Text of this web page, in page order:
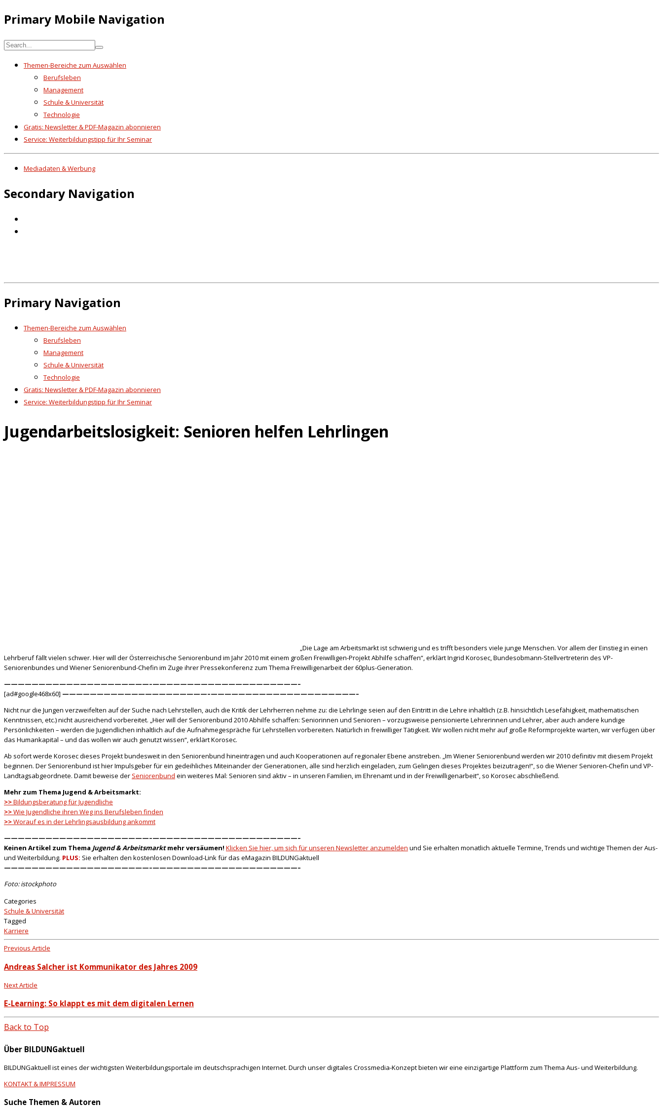
Primary Mobile Navigation
Themen-Bereiche zum Auswählen
Berufsleben
Management
Schule & Universität
Technologie
Gratis: Newsletter & PDF-Magazin abonnieren
Service: Weiterbildungstipp für Ihr Seminar
Mediadaten & Werbung
Secondary Navigation
Primary Navigation
Themen-Bereiche zum Auswählen
Berufsleben
Management
Schule & Universität
Technologie
Gratis: Newsletter & PDF-Magazin abonnieren
Service: Weiterbildungstipp für Ihr Seminar
Jugendarbeitslosigkeit: Senioren helfen Lehrlingen
„Die Lage am Arbeitsmarkt ist schwierig und es trifft besonders viele junge Menschen. Vor allem der Einstieg in einen
Lehrberuf fällt vielen schwer. Hier will der Österreichische Seniorenbund im Jahr 2010 mit einem großen Freiwilligen-Projekt Abhilfe schaffen“, erklärt Ingrid Korosec, Bundesobmann-Stellvertreterin des VP-
Seniorenbundes und Wiener Seniorenbund-Chefin im Zuge ihrer Pressekonferenz zum Thema Freiwilligenarbeit der 60plus-Generation.
—————————————————————–—————————————————————–
[ad#google468x60] —————————————————————–—————————————————————–
Nicht nur die Jungen verzweifelten auf der Suche nach Lehrstellen, auch die Kritik der Lehrherren nehme zu: die Lehrlinge seien auf den Eintritt in die Lehre inhaltlich (z.B. hinsichtlich Lesefähigkeit, mathematischen
Kenntnissen, etc.) nicht ausreichend vorbereitet. „Hier will der Seniorenbund 2010 Abhilfe schaffen: Seniorinnen und Senioren – vorzugsweise pensionierte Lehrerinnen und Lehrer, aber auch andere kundige
Persönlichkeiten – werden die Jugendlichen inhaltlich auf die Aufnahmegespräche für Lehrstellen vorbereiten. Natürlich in freiwilliger Tätigkeit. Wir wollen nicht mehr auf große Reformprojekte warten, wir verfügen über
das Humankapital – und das wollen wir auch genutzt wissen“, erklärt Korosec.
Ab sofort werde Korosec dieses Projekt bundesweit in den Seniorenbund hineintragen und auch Kooperationen auf regionaler Ebene anstreben. „Im Wiener Seniorenbund werden wir 2010 definitiv mit diesem Projekt
beginnen. Der Seniorenbund ist hier Impulsgeber für ein gedeihliches Miteinander der Generationen, alle sind herzlich eingeladen, zum Gelingen dieses Projektes beizutragen!“, so die Wiener Senioren-Chefin und VP-
Landtagsabgeordnete. Damit beweise der Seniorenbund ein weiteres Mal: Senioren sind aktiv – in unseren Familien, im Ehrenamt und in der Freiwilligenarbeit“, so Korosec abschließend.
Mehr zum Thema Jugend & Arbeitsmarkt:
>>Bildungsberatung für Jugendliche
>>Wie Jugendliche ihren Weg ins Berufsleben finden
>>Worauf es in der Lehrlingsausbildung ankommt
—————————————————————–—————————————————————–
Keinen Artikel zum Thema Jugend & Arbeitsmarktmehr versäumen! Klicken Sie hier, um sich für unseren Newsletter anzumelden und Sie erhalten monatlich aktuelle Termine, Trends und wichtige Themen der Aus-
und Weiterbildung. PLUS: Sie erhalten den kostenlosen Download-Link für das eMagazin BILDUNGaktuell
—————————————————————–—————————————————————–
Foto: istockphoto
Categories
Schule & Universität
Tagged
Karriere
Previous Article
Andreas Salcher ist Kommunikator des Jahres 2009
Next Article
E-Learning: So klappt es mit dem digitalen Lernen
Back to Top
Über BILDUNGaktuell
BILDUNGaktuell ist eines der wichtigsten Weiterbildungsportale im deutschsprachigen Internet. Durch unser digitales Crossmedia-Konzept bieten wir eine einzigartige Plattform zum Thema Aus- und Weiterbildung.
KONTAKT & IMPRESSUM
Suche Themen & Autoren